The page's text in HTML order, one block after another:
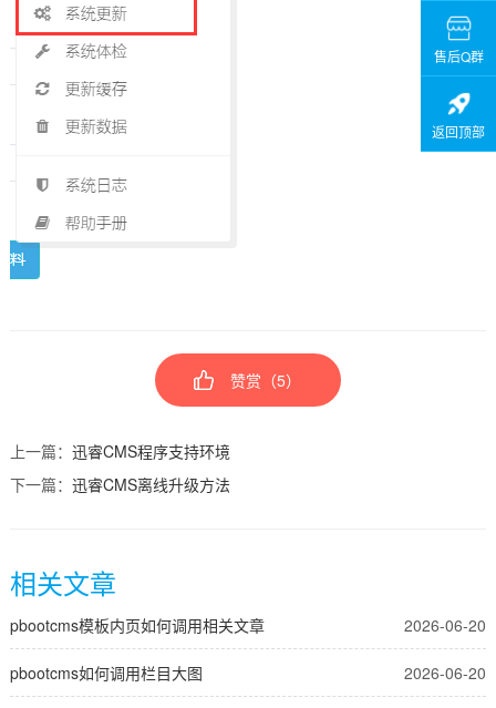
赞赏（5）
上一篇： 迅睿CMS程序支持环境
下一篇： 迅睿CMS离线升级方法
相关文章
pbootcms模板内页如何调用相关文章 2026-06-20
pbootcms如何调用栏目大图 2026-06-20
售后Q群
返回顶部